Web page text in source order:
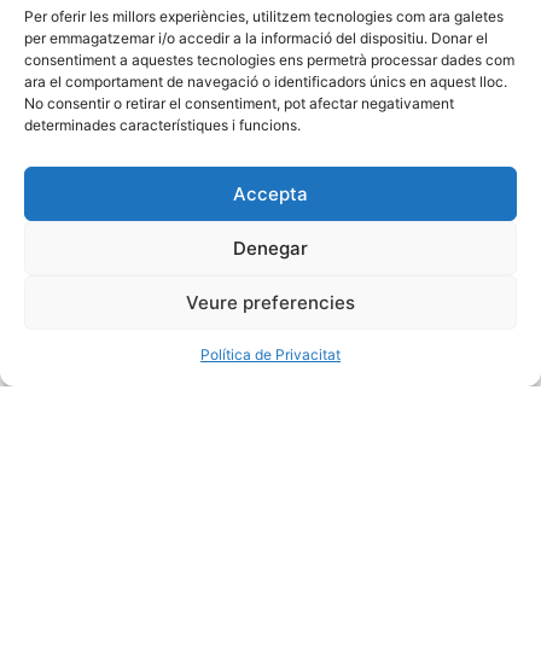
Per oferir les millors experiències, utilitzem tecnologies com ara galetes
per emmagatzemar i/o accedir a la informació del dispositiu. Donar el
consentiment a aquestes tecnologies ens permetrà processar dades com
ara el comportament de navegació o identificadors únics en aquest lloc.
No consentir o retirar el consentiment, pot afectar negativament
determinades característiques i funcions.
Accepta
Denegar
Veure preferencies
Política de Privacitat